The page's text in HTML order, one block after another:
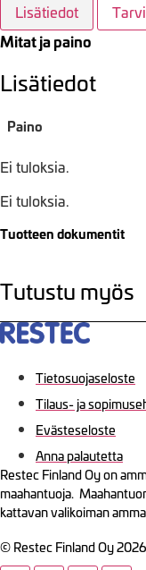
Lisätiedot
Mitat ja paino
Lisätiedot
Paino
Ei tuloksia.
Ei tuloksia.
Tuotteen dokumentit
Tutustu myös
Tietosuojaseloste
Tilaus- ja
Evästeseloste
Anna palautetta
Restec Finland Oy on
maahantuoja.
kattavan valikoiman
© Restec Finland Oy 2026